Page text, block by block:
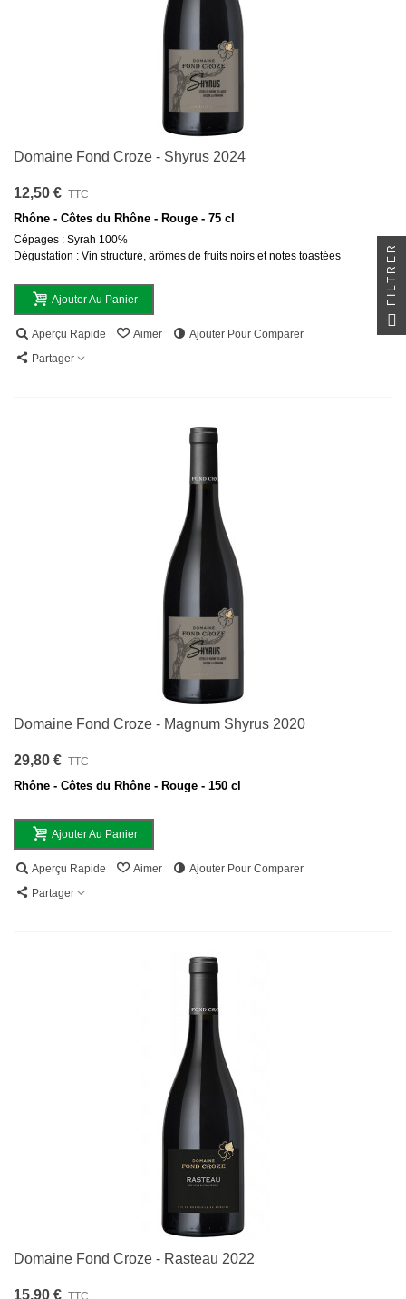
Domaine Fond Croze - Shyrus 2024
12,50 € TTC
Rhône - Côtes du Rhône - Rouge - 75 cl
Cépages : Syrah 100%
Dégustation : Vin structuré, arômes de fruits noirs et notes toastées
Ajouter Au Panier
Aperçu Rapide Aimer
Ajouter Pour Comparer
Partager
Domaine Fond Croze - Magnum Shyrus 2020
29,80 € TTC
Rhône - Côtes du Rhône - Rouge - 150 cl
Ajouter Au Panier
Aperçu Rapide Aimer
Ajouter Pour Comparer
Partager
Domaine Fond Croze - Rasteau 2022
15,90 €
FILTRER